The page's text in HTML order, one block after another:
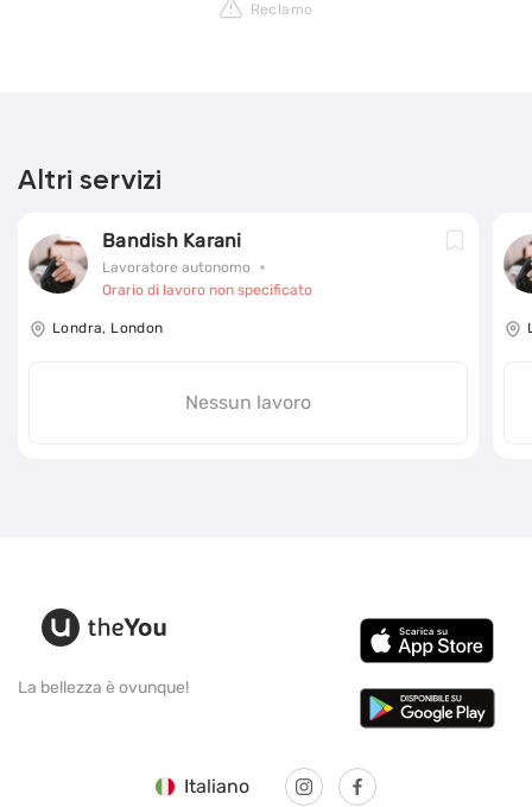
Reclamo
Altri servizi
Bandish Karani
Lavoratore autonomo
Orario di lavoro non specificato
Londra, London
Nessun lavoro
La bellezza è ovunque!
Italiano